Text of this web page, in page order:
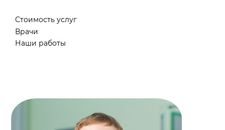
Стоимость услуг
Врачи
Наши работы